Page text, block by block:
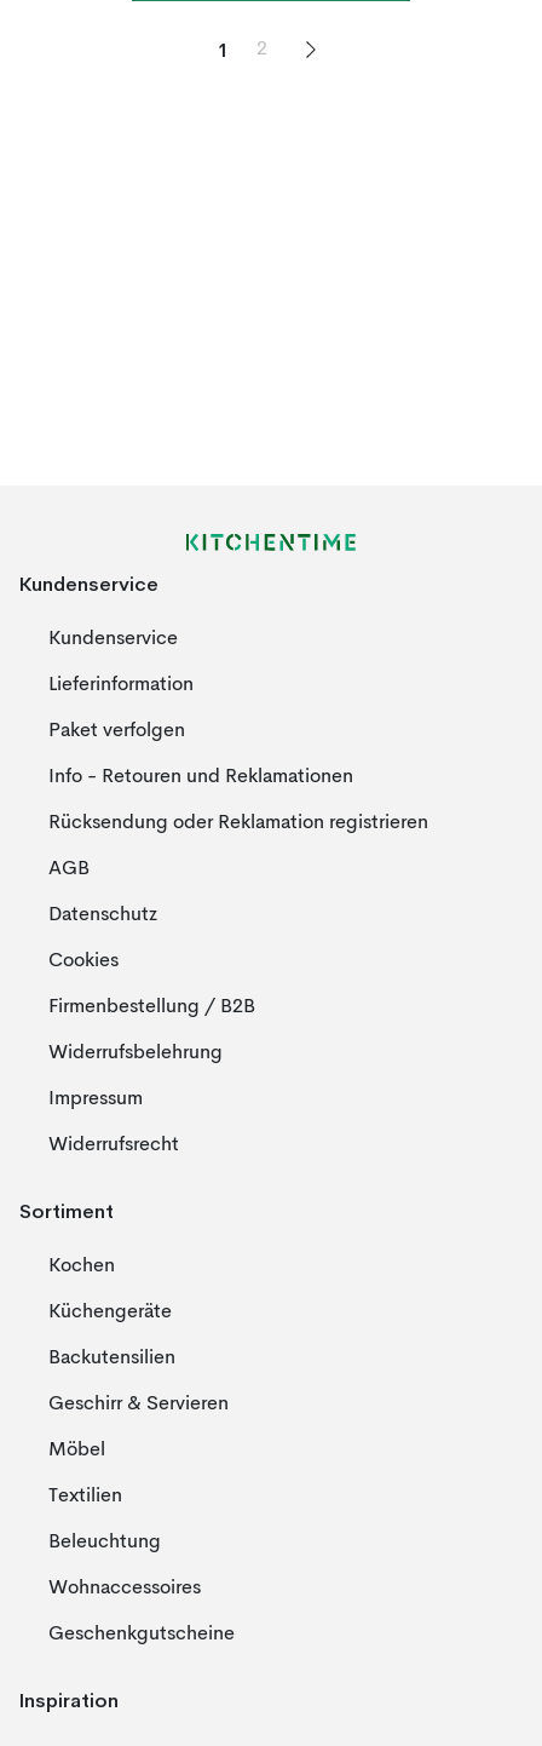
1 2
Kundenservice
Kundenservice
Lieferinformation
Paket verfolgen
Info - Retouren und Reklamationen
Rücksendung oder Reklamation registrieren
AGB
Datenschutz
Cookies
Firmenbestellung / B2B
Widerrufsbelehrung
Impressum
Widerrufsrecht
Sortiment
Kochen
Küchengeräte
Backutensilien
Geschirr & Servieren
Möbel
Textilien
Beleuchtung
Wohnaccessoires
Geschenkgutscheine
Inspiration